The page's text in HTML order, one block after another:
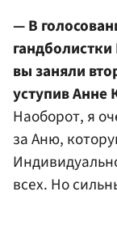
— В
вы заняли
уступив Анне
Наоборот, я
за Аню,
всех. Но